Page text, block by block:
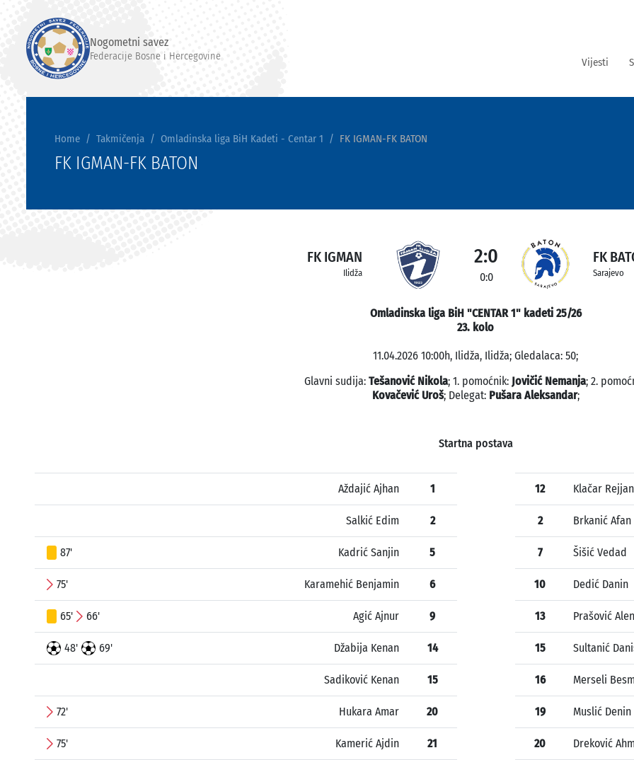
Nogometni savez
Federacije Bosne i Hercegovine Vijesti
Home Takmičenja Omladinska liga BiH Kadeti - Centar 1 FK IGMAN-FK BATON
FK IGMAN-FK BATON
FK IGMAN
Ilidža
2:0
0:0
FK
Sarajevo
Omladinska liga BiH "CENTAR 1" kadeti 25/26
23. kolo
11.04.2026 10:00h, Ilidža, Ilidža; Gledalaca: 50;
Glavni sudija: Tešanović Nikola; 1. pomoćnik: Jovičić Nemanja; 2.
Kovačević Uroš; Delegat: Pušara Aleksandar;
Startna postava
Aždajić Ajhan 1
Salkić Edim 2
87' Kadrić Sanjin 5
75' Karamehić Benjamin 6
65' 66' Agić Ajnur 9
48' 69' Džabija Kenan 14
Sadiković Kenan 15
72' Hukara Amar 20
75' Kamerić Ajdin 21
12 Klačar Rejjan
2 Brkanić Afan
7 Šišić Vedad
10 Dedić Danin
13 Prašović Alen
15 Sultanić
16 Merseli
19 Muslić Denin
20 Dreković